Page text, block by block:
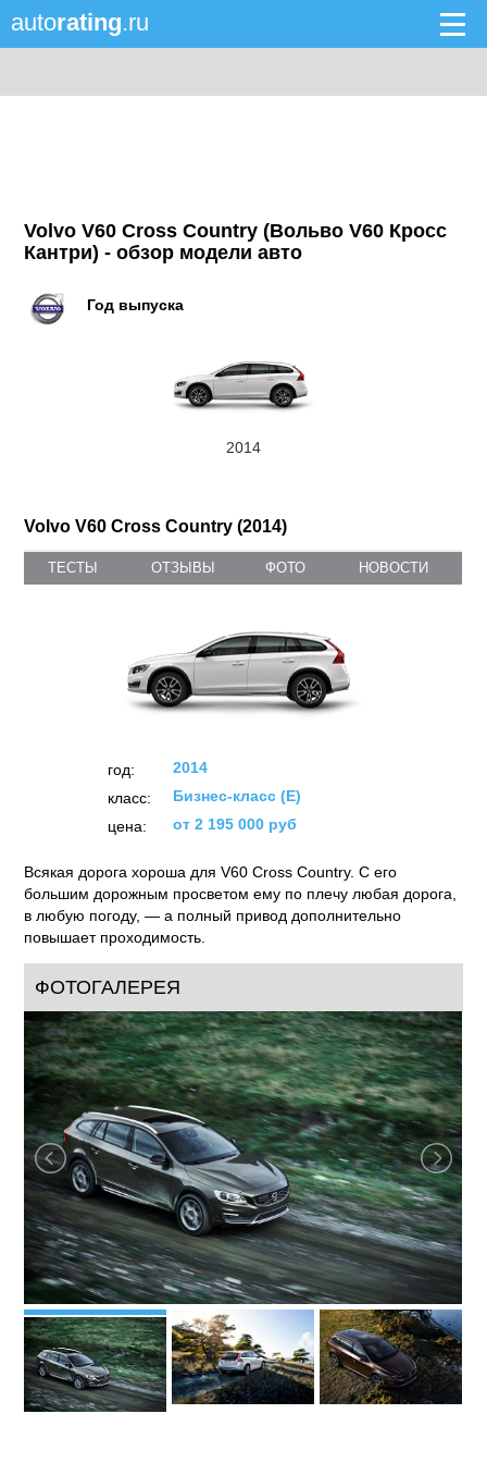
autorating.ru
Volvo V60 Cross Country (Вольво V60 Кросс
Кантри) - обзор модели авто
Год выпуска
2014
Volvo V60 Cross Country (2014)
ТЕСТЫ ОТЗЫВЫ ФОТО НОВОСТИ
год:
2014
класс:
Бизнес-класс (E)
цена:
от 2 195 000 руб
Всякая дорога хороша для V60 Cross Country. С его
большим дорожным просветом ему по плечу любая дорога,
в любую погоду, — а полный привод дополнительно
повышает проходимость.
ФОТОГАЛЕРЕЯ